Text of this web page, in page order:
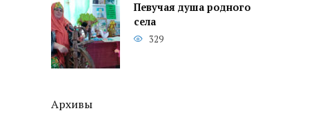
Певучая душа родного
села
329
Архивы